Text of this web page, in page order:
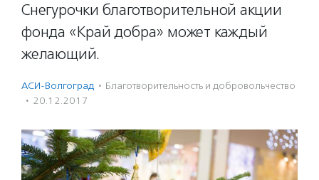
Снегурочки благотворительной акции
фонда «Край добра» может каждый
желающий.
АСИ-Волгоград · Благотвори­тель­ность и доброволь­чест­во
· 20.12.2017